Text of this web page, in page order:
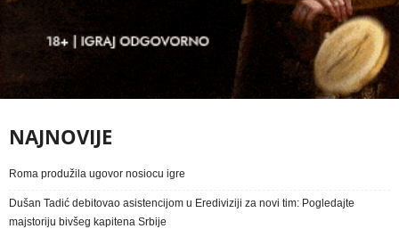
NAJNOVIJE
Roma produžila ugovor nosiocu igre
Dušan Tadić debitovao asistencijom u Erediviziji za novi tim: Pogledajte
majstoriju bivšeg kapitena Srbije